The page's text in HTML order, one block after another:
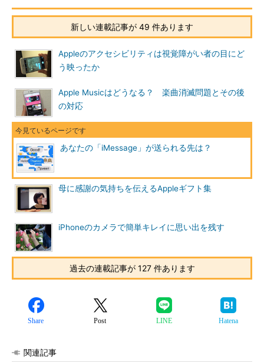
新しい連載記事が 49 件あります
Appleのアクセシビリティは視覚障がい者の目にど
う映ったか
Apple Musicはどうなる？ 楽曲消滅問題とその後
の対応
あなたの「iMessage」が送られる先は？
母に感謝の気持ちを伝えるAppleギフト集
iPhoneのカメラで簡単キレイに思い出を残す
過去の連載記事が 127 件あります
Share Post LINE Hatena
関連記事